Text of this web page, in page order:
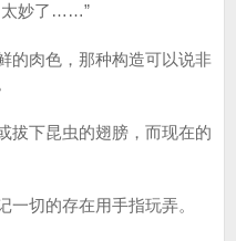
太妙了……”
肉色，那种构造可以说非
下昆虫的翅膀，而现在的
切的存在用手指玩弄。